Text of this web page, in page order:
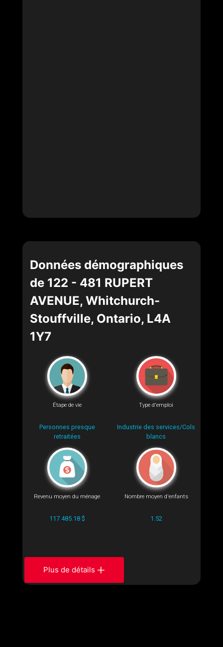
Données démographiques
de 122 - 481 RUPERT
AVENUE, Whitchurch-
Stouffville, Ontario, L4A
1Y7
Étape de vie
Personnes presque
retraitées
Type d'emploi
Industrie des services/Cols
blancs
Revenu moyen du ménage
117 485.18 $
Nombre moyen d'enfants
1.52
Plus de détails